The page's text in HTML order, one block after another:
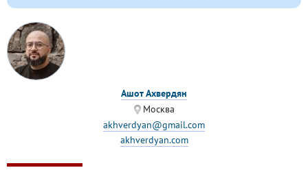
Ашот Ахвердян
Москва
akhverdyan@gmail.com
akhverdyan.com